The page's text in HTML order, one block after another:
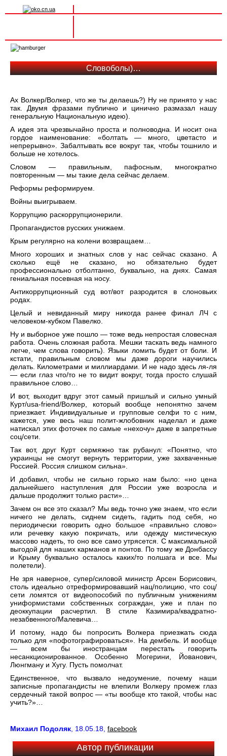
navigation
Словоболы)…
Ах Волкер/Волкер, что же ты делаешь?) Ну не принято у нас
так. Двумя фразами публично и цинично размазал нашу
генеральную Национальную идею).
А идея эта чрезвычайно проста и полноводна. И носит она
гордое наименование: «болтать — много, цветасто и
непрерывно». Забалтывать все вокруг так, чтобы тошнило и
больше не хотелось.
Словом — правильным, пафосным, многократно
повторенным — мы такие дела сейчас делаем.
Реформы реформируем.
Войны выигрываем.
Коррупцию раскоррупционерили.
Пропагандистов русских унижаем.
Крым регулярно на колени возвращаем…
Много хороших и знатных слов у нас сейчас сказано. А
сколько ещё не сказано, но обязательно будет
профессионально отболтанно, буквально, на днях. Самая
гениальная посевная на носу.
Антикоррупционный суд вот/вот разродится в слоновьих
родах.
Целый и невиданный миру никогда ранее финал ЛЧ с
человеком-кубком Павелко.
Ну и выборное уже пошло — тоже ведь непростая словесная
работа. Очень сложная работа. Мешки таскать ведь намного
легче, чем слова говорить). Языки ломить будет от боли. И
кстати, правильным словом мы даже дороги научились
делать. Километрами и миллиардами. И не надо здесь ля-ля
— если глаз что/то не то видит вокруг, тогда просто слушай
правильное слово…
И вот, выходит вдруг этот самый пришлый и сильно умный
Курт/usa-friend/Волкер, который вообще непонятно зачем
приезжает. Индивидуальные и групповые селфи то с ним,
кажется, уже весь наш полит-жлобовник наделал и даже
натискал этих фоточек по самые «нехочу» даже в запретные
соц/сети.
Так вот, друг Курт сермяжно так рубанул: «Понятно, что
украинцы не смогут вернуть территории, уже захваченные
Россией. Россия слишком сильна».
И добавил, чтобы не сильно горько нам было: «но цена
дальнейшего наступления для России уже возросла и
дальше продолжит только расти»…
Зачем он все это сказал? Мы ведь точно уже знаем, что если
ничего не делать, сиднем сидеть, гадить под себя, но
периодически говорить одно большое «правильно слово»
или речевку какую покричать, или одежду мистическую
массово надеть, то оно все само утрясется. С максимальной
выгодой для наших карманов и понтов. По тому же Донбассу
и Крыму буквально осталось каких/то полшага и все. Мы
полетели).
Не зря наверное, супер/силовой министр Арсен Борисович,
столь идеально отреформировавший нац/полицию, что соц/
сети ломятся от видеопособий по публичным унижениям
униформистами собственных сограждан, уже и план по
деоккупации расчертил. В стиле Казимира/квадратно-
незабвенного/Малевича…
И потому, надо бы попросить Волкера приезжать сюда
только для «пофотографироваться». На дембель. И вообще
— всем бы иностранцам перестать говорить
несанкционированное. Особенно Могерини, Йованович,
Люнгману и Хугу. Пусть помолчат.
Единственное, что вызвало недоумение, почему наши
записные пропагандисты не влепили Волкеру промеж глаз
сердечный такой вопрос — «ты вообще кто такой, чтобы нас
учить?»…
Михаил Подоляк, 18.05.18, facebook
Автор публикации